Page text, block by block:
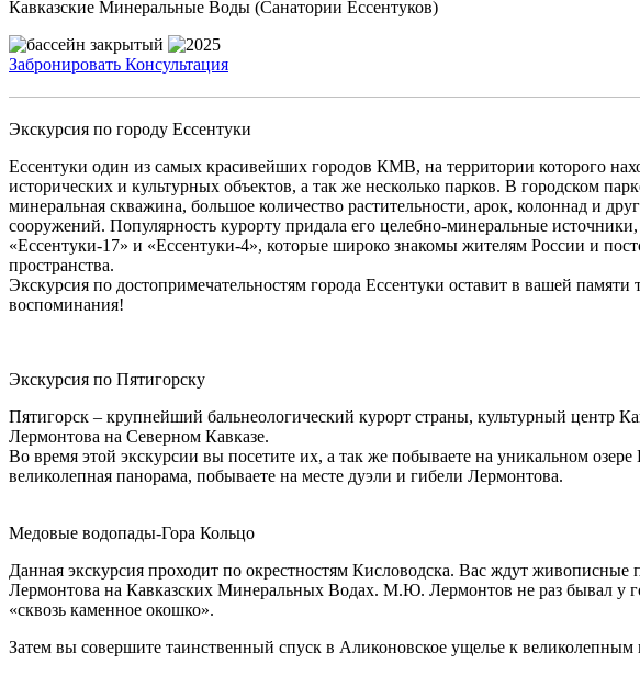
Кавказские Минеральные Воды (Санатории Ессентуков)
Забронировать Консультация
Экскурсия по городу Ессентуки
Ессентуки один из самых красивейших городов КМВ, на территории которого
исторических и культурных объектов, а так же несколько парков. В городском
минеральная скважина, большое количество растительности, арок, колоннад и
сооружений. Популярность курорту придала его целебно-минеральные
«Ессентуки-17» и «Ессентуки-4», которые широко знакомы жителям России и
пространства.
Экскурсия по достопримечательностям города Ессентуки оставит в вашей памяти
воспоминания!
Экскурсия по Пятигорску
Пятигорск – крупнейший бальнеологический курорт страны, культурный центр
Лермонтова на Северном Кавказе.
Во время этой экскурсии вы посетите их, а так же побываете на уникальном
великолепная панорама, побываете на месте дуэли и гибели Лермонтова.
Медовые водопады-Гора Кольцо
Данная экскурсия проходит по окрестностям Кисловодска. Вас ждут
Лермонтова на Кавказских Минеральных Водах. М.Ю. Лермонтов не раз бывал у
«сквозь каменное окошко».
Затем вы совершите таинственный спуск в Аликоновское ущелье к